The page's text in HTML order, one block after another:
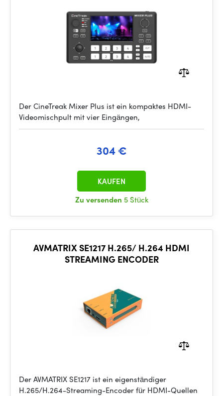
Der CineTreak Mixer Plus ist ein kompaktes HDMI-
Videomischpult mit vier Eingängen,
304 €
Zu versenden 5 Stück
KAUFEN
AVMATRIX SE1217 H.265/ H.264 HDMI
STREAMING ENCODER
Der AVMATRIX SE1217 ist ein eigenständiger
H.265/H.264-Streaming-Encoder für HDMI-Quellen